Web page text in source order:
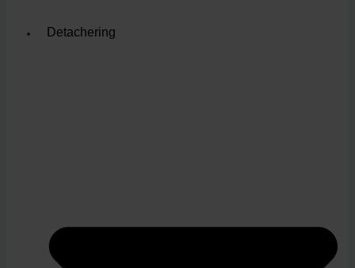
Detachering